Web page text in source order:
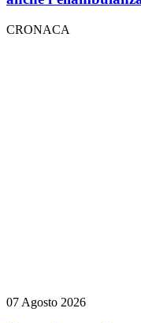
CRONACA
07 Agosto 2026